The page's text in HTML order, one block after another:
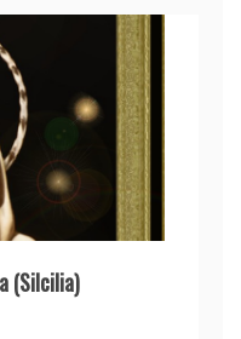
(Silcilia)